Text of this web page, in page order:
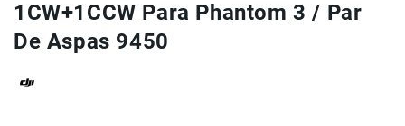
Acción
y
Deportes
1CW+1CCW Para Phantom 3 / Par
De Aspas 9450